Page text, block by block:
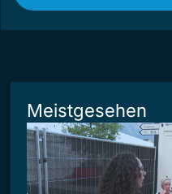
Meistgesehen